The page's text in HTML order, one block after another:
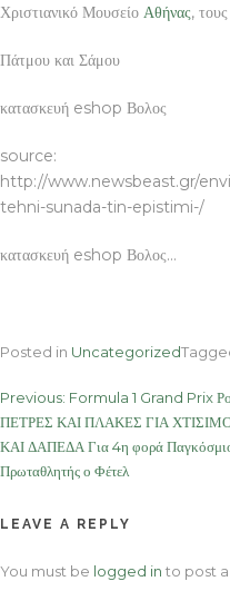
Χριστιανικό Μουσείο Αθήνας,
Πάτμου και Σάμου
κατασκευή eshop Βολος
source:
http://www.newsbeast.gr/
tehni-sunada-tin-epistimi-/
κατασκευή eshop Βολος…
Posted in Uncategorized
Post
navigation
Previous: Formula 1 Grand Prix
ΠΕΤΡΕΣ ΚΑΙ ΠΛΑΚΕΣ ΓΙΑ
ΚΑΙ ΔΑΠΕΔΑ Για 4η φορά
Πρωταθλητής ο Φέτελ
LEAVE A REPLY
You must be logged in to post